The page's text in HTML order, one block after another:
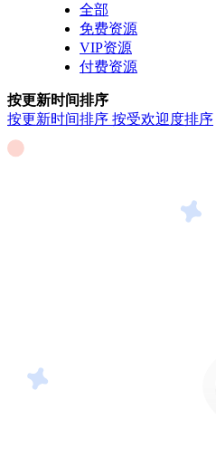
全部
免费资源
VIP资源
付费资源
按更新时间排序
按更新时间排序 按受欢迎度排序